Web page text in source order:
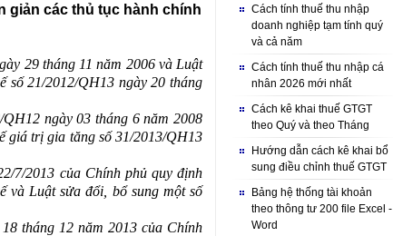
giản các thủ tục hành chính
29 tháng 11 năm 2006 và Luật
số21/2012/QH13 ngày 20 tháng
ngày 03 tháng 6 năm 2008
giá trị gia tăng số 31/2013/QH13
7/2013 của Chính phủ quy định
và Luật sửa đổi, bổ sung một số
tháng 12 năm 2013 của Chính
Cách tính thuế thu nhập
doanh nghiệp tạm tính quý
và cả năm
Cách tính thuế thu nhập cá
nhân 2026 mới nhất
Cách kê khai thuế GTGT
theo Quý và theo Tháng
Hướng dẫn cách kê khai bổ
sung điều chỉnh thuế GTGT
Bảng hệ thống tài khoản
theo thông tư 200 file Excel -
Word